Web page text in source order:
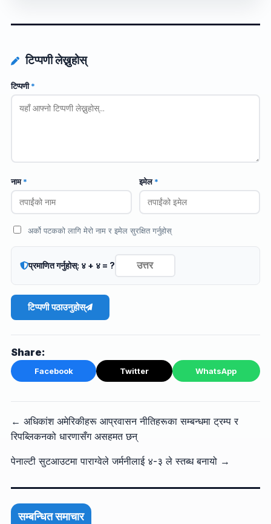
टिप्पणी लेख्नुहोस्
टिप्पणी*
नाम* इमेल*
अर्को पटकको लागि मेरो नाम र इमेल सुरक्षित गर्नुहोस्
प्रमाणित गर्नुहोस्: ४ + ४ = ?
टिप्पणी पठाउनुहोस्
Share:
Facebook Twitter WhatsApp
← अधिकांश अमेरिकीहरू आप्रवासन नीतिहरूका सम्बन्धमा ट्रम्प र
रिपब्लिकनको धारणासँग असहमत छन्
पेनाल्टी सुटआउटमा पाराग्वेले जर्मनीलाई ४-३ ले स्तब्ध बनायो →
सम्बन्धित समाचार